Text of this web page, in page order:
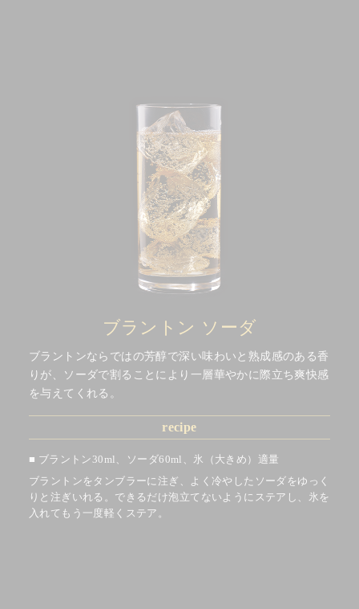
ブラントン ソーダ
ブラントンならではの芳醇で深い味わいと熟成感のある香
りが、ソーダで割ることにより一層華やかに際立ち爽快感
を与えてくれる。
recipe
ブラントン30ml、ソーダ60ml、 氷（大きめ）適量
ブラントンをタンブラーに注ぎ、よく冷やしたソーダをゆっく
りと注ぎいれる。できるだけ泡立てないようにステアし、氷を
入れてもう一度軽くステア。